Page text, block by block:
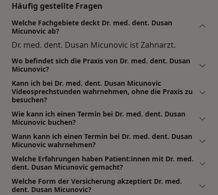
Häufig gestellte Fragen
Welche Fachgebiete deckt Dr. med. dent. Dusan
Micunovic ab?
Dr. med. dent. Dusan Micunovic ist Zahnarzt.
Wo befindet sich die Praxis von Dr. med. dent. Dusan
Micunovic?
Kann ich bei Dr. med. dent. Dusan Micunovic
Videosprechstunden wahrnehmen, ohne die Praxis zu
besuchen?
Wie kann ich einen Termin bei Dr. med. dent. Dusan
Micunovic buchen?
Wann kann ich einen Termin bei Dr. med. dent. Dusan
Micunovic wahrnehmen?
Welche Erfahrungen haben Patient:innen mit Dr. med.
dent. Dusan Micunovic gemacht?
Welche Form der Versicherung akzeptiert Dr. med.
dent. Dusan Micunovic?